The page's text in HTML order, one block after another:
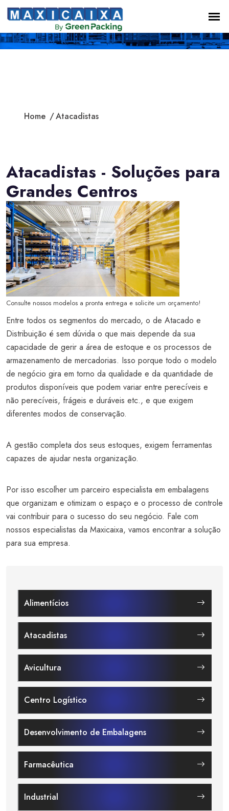
Atacadistas
Home Atacadistas
Atacadistas - Soluções para
Grandes Centros
Consulte nossos modelos a pronta entrega e solicite um orçamento!
Entre todos os segmentos do mercado, o de Atacado e
Distribuição é sem dúvida o que mais depende da sua
capacidade de gerir a área de estoque e os processos de
armazenamento de mercadorias. Isso porque todo o modelo
de negócio gira em torno da qualidade e da quantidade de
produtos disponíveis que podem variar entre perecíveis e
não perecíveis, frágeis e duráveis etc., e que exigem
diferentes modos de conservação.
A gestão completa dos seus estoques, exigem ferramentas
capazes de ajudar nesta organização.
Por isso escolher um parceiro especialista em embalagens
que organizam e otimizam o espaço e o processo de controle
vai contribuir para o sucesso do seu negócio. Fale com
nossos especialistas da Maxicaixa, vamos encontrar a solução
para sua empresa.
Alimentícios
Atacadistas
Avicultura
Centro Logístico
Desenvolvimento de Embalagens
Farmacêutica
Industrial